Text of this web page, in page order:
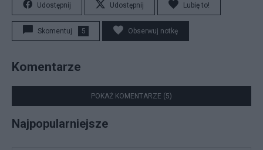
Udostępnij Udostępnij Lubię to!
Skomentuj 5 Obserwuj notkę
Komentarze
POKAŻ KOMENTARZE (5)
Najpopularniejsze